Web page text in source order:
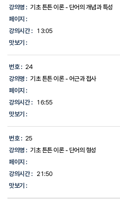
강의명 : 기초 튼튼 이론 - 단어의 개념과 특성
페이지 :
강의시간 :
13:05
맛보기 :
번호 : 24
강의명 : 기초 튼튼 이론 - 어근과 접사
페이지 :
강의시간 :
16:55
맛보기 :
번호 : 25
강의명 : 기초 튼튼 이론 - 단어의 형성
페이지 :
강의시간 :
21:50
맛보기 :